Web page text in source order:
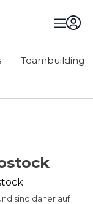
Teambuilding
sind daher auf